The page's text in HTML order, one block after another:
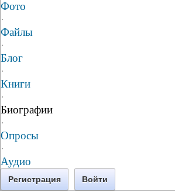
Фото
·
Файлы
·
Блог
·
Книги
·
Биографии
·
Опросы
·
Аудио
Регистрация Войти